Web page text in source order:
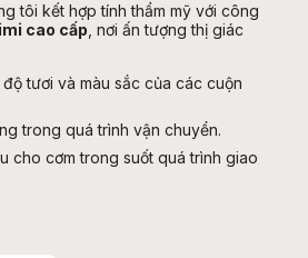
tôi kết hợp tính thẩm mỹ với công
cao cấp, nơi ấn tượng thị giác
tươi và màu sắc của các cuộn
trong quá trình vận chuyển.
cho cơm trong suốt quá trình giao